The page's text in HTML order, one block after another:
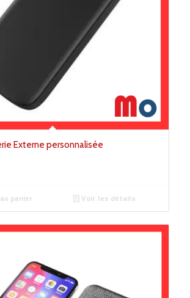
Externe personnalisée
panier Voir les détails